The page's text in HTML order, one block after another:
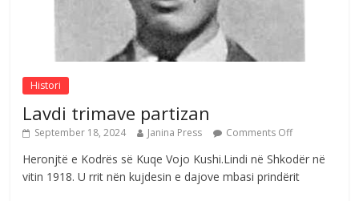
Sulm , pse të dua ty
August 8, 2026 Comments Off
Histori
Lavdi trimave partizan
September 18, 2024 Janina Press Comments Off
Heronjtë e Kodrës së Kuqe Vojo Kushi.Lindi në Shkodër në
vitin 1918. U rrit nën kujdesin e dajove mbasi prindërit